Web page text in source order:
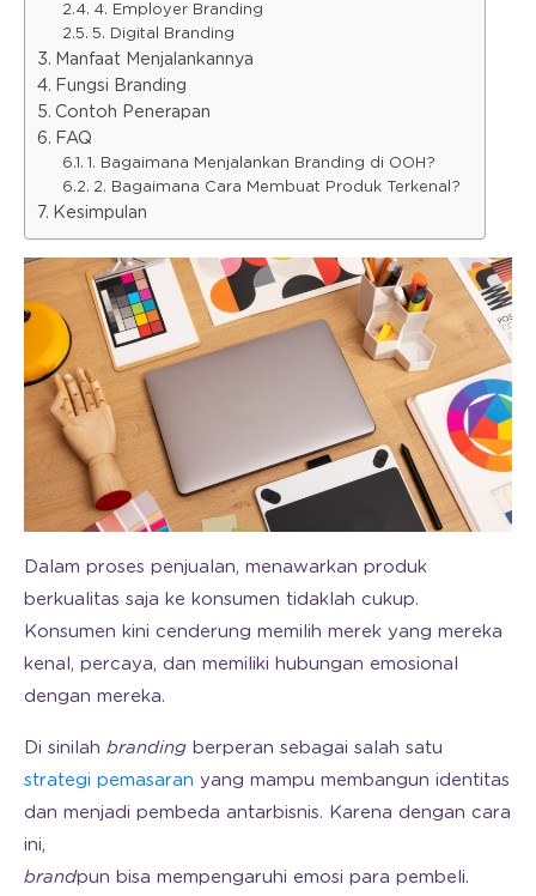
4. Employer Branding
5. Digital Branding
Manfaat Menjalankannya
Fungsi Branding
Contoh Penerapan
FAQ
1. Bagaimana Menjalankan Branding di OOH?
2. Bagaimana Cara Membuat Produk Terkenal?
Kesimpulan
Dalam proses penjualan, menawarkan produk
berkualitas saja ke konsumen tidaklah cukup.
Konsumen kini cenderung memilih merek yang mereka
kenal, percaya, dan memiliki hubungan emosional
dengan mereka.
Di sinilah branding berperan sebagai salah satu
strategi pemasaran yang mampu membangun identitas
dan menjadi pembeda antarbisnis. Karena dengan cara
ini,
brandpun bisa mempengaruhi emosi para pembeli.